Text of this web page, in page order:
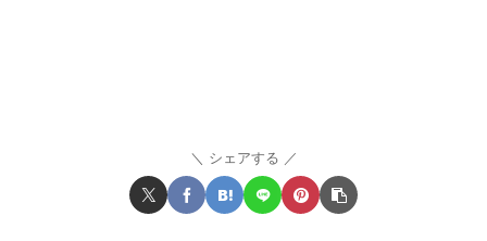
シェアする